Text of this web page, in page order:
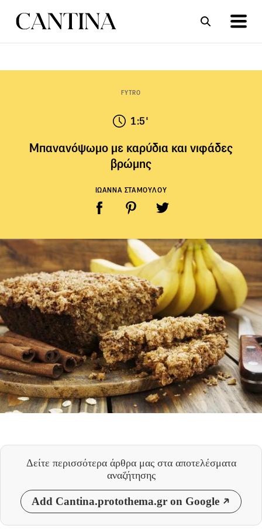
FYTRO
1:5'
Μπανανόψωμο με καρύδια και νιφάδες
βρώμης
ΙΩΑΝΝΑ ΣΤΑΜΟΥΛΟΥ
Δείτε περισσότερα άρθρα μας στα αποτελέσματα
αναζήτησης
Add Cantina.protothema.gr on Google